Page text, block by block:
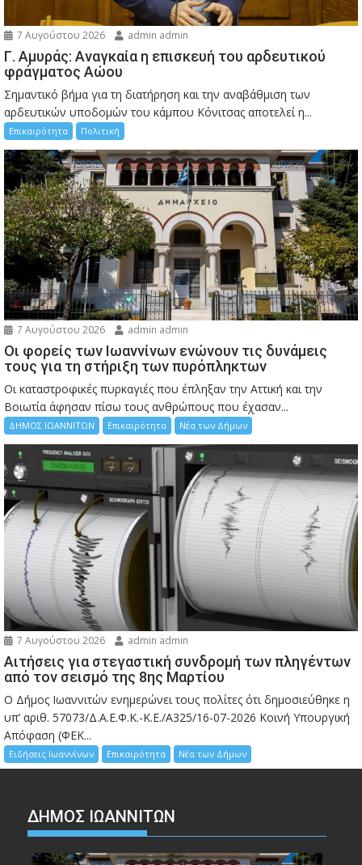
7 Αυγούστου 2026 admin admin
Γ. Αμυράς: Αναγκαία η επισκευή του αρδευτικού
φράγματος Αώου
Σημαντικό βήμα για τη διατήρηση και την αναβάθμιση των
αρδευτικών υποδομών του κάμπου Κόνιτσας αποτελεί η...
Επικαιρότητα Πολιτική
7 Αυγούστου 2026 admin admin
Οι φορείς των Ιωαννίνων ενώνουν τις δυνάμεις
τους για τη στήριξη των πυρόπληκτων
Οι καταστροφικές πυρκαγιές που έπληξαν την Αττική και την
Bοιωτία άφησαν πίσω τους ανθρώπους που έχασαν...
ΔΗΜΟΣ ΙΩΑΝΝΙΤΩΝ Επικαιρότητα Νέα των Δήμων
7 Αυγούστου 2026 admin admin
Αιτήσεις για στεγαστική συνδρομή των πληγέντων
από τον σεισμό της 8ης Μαρτίου
Ο Δήμος Ιωαννιτών ενημερώνει τους πολίτες ότι δημοσιεύθηκε η
υπ’ αριθ. 57073/Δ.Α.Ε.Φ.Κ.-Κ.Ε./Α325/16-07-2026 Κοινή Υπουργική
Απόφαση (ΦΕΚ...
Ειδήσεις Ιωαννίνων Επικαιρότητα Νέα των Δήμων
ΔΗΜΟΣ ΙΩΑΝΝΙΤΩΝ